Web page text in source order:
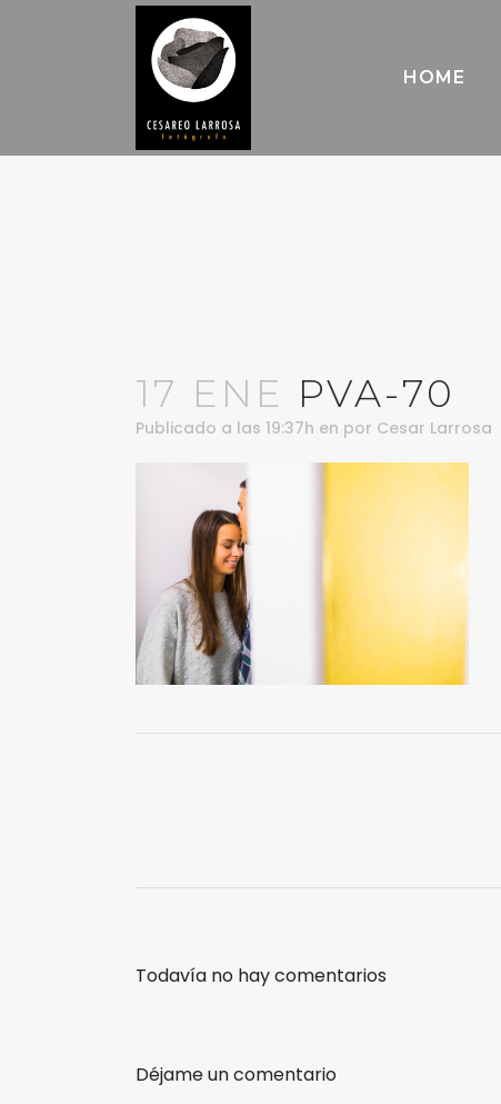
HOME
17 ENE PVA-70
Publicado a las 19:37h en por Cesar Larrosa
Todavía no hay comentarios
Déjame un comentario